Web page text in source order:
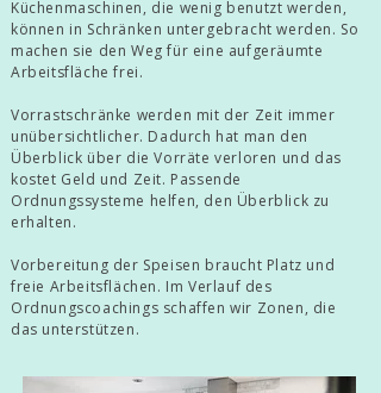
Küchenmaschinen, die wenig benutzt werden,
können in Schränken untergebracht werden. So
machen sie den Weg für eine aufgeräumte
Arbeitsfläche frei.
Vorrastschränke werden mit der Zeit immer
unübersichtlicher. Dadurch hat man den
Überblick über die Vorräte verloren und das
kostet Geld und Zeit. Passende
Ordnungssysteme helfen, den Überblick zu
erhalten.
Vorbereitung der Speisen braucht Platz und
freie Arbeitsflächen. Im Verlauf des
Ordnungscoachings schaffen wir Zonen, die
das unterstützen.